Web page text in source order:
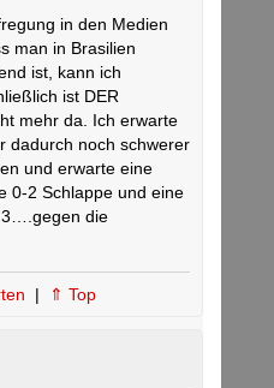
in den Medien
man in Brasilien
ist, kann ich
ist DER
mehr da. Ich erwarte
dadurch noch schwerer
und erwarte eine
0-2 Schlappe und eine
3….gegen die
| ⇑ Top